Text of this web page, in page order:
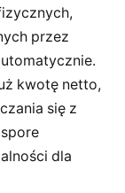
przez
kwotę netto,
się z
dla